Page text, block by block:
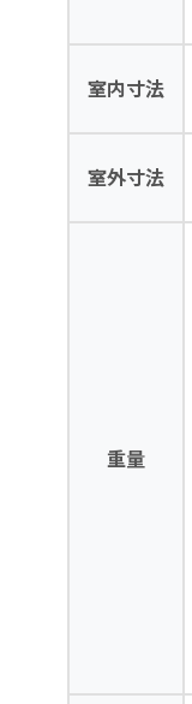
室内寸法
室外寸法
重量